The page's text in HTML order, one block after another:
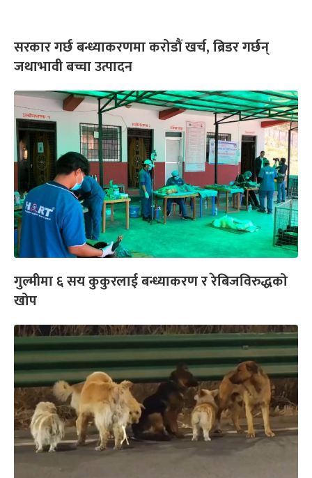
सरकार गर्छ बन्ध्याकरणमा करोडौं खर्च, ब्रिडर गर्छन्
जथाभावी बच्चा उत्पादन
गुल्मीमा ६ सय कुकुरलाई बन्ध्याकरण र रेबिजविरुद्धको
खोप